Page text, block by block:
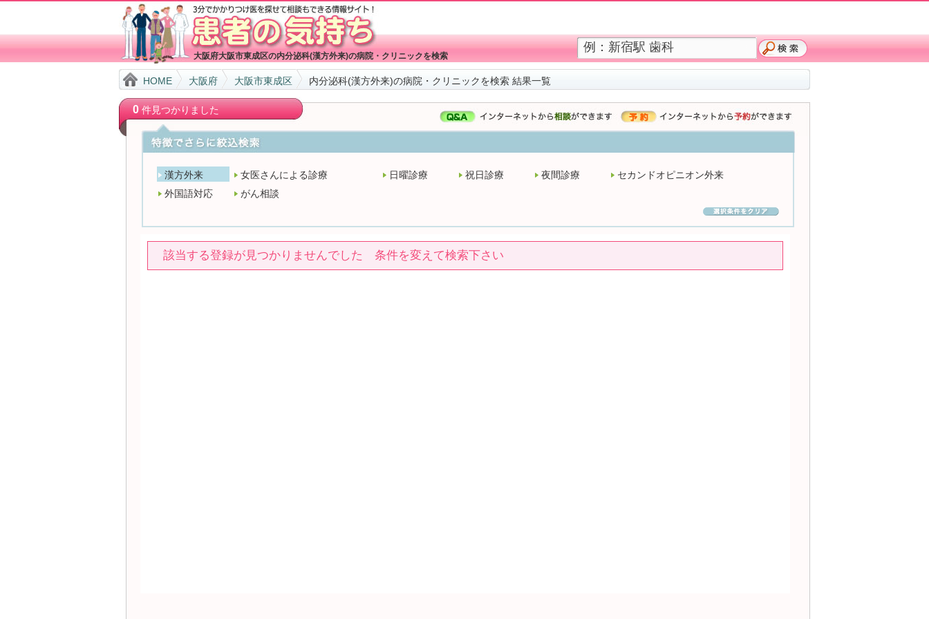
大阪府大阪市東成区の内分泌科(漢方外来)の病院・クリニックを検索
HOME 大阪府 大阪市東成区 内分泌科(漢方外来)の病院・クリニックを検索 結果一覧
0件見つかりました
漢方外来 女医さんによる診療 日曜診療 祝日診療 夜間診療
セカンドオピニオン外来
外国語対応
がん相談
該当する登録が見つかりませんでした 条件を変えて検索下さい